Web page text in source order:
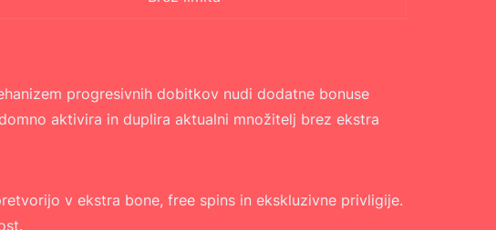
progresivnih dobitkov nudi dodatne bonuse
aktivira in duplira aktualni množitelj brez ekstra
v ekstra bone, free spins in ekskluzivne privligije.